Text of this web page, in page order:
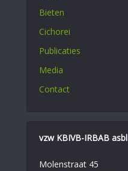
Bieten
Cichorei
Publicaties
Media
Contact
vzw KBIVB-IRBAB asbl
Molenstraat 45